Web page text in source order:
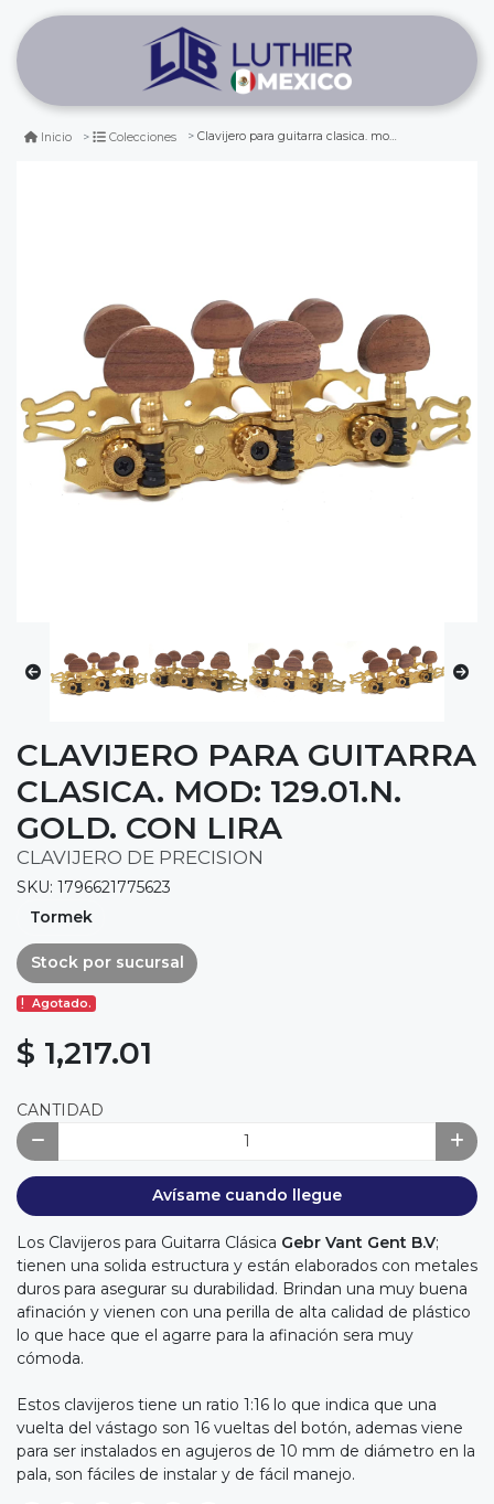
Inicio Colecciones Clavijero para guitarra clasica. mod: 129.01.n. gold. con lira
CLAVIJERO PARA GUITARRA
CLASICA. MOD: 129.01.N.
GOLD. CON LIRA
CLAVIJERO DE PRECISION
SKU: 1796621775623
Tormek
Stock por sucursal
Agotado.
$ 1,217.01
CANTIDAD
Avísame cuando llegue
Los Clavijeros para Guitarra Clásica Gebr Vant Gent B.V;
tienen una solida estructura y están elaborados con metales
duros para asegurar su durabilidad. Brindan una muy buena
afinación y vienen con una perilla de alta calidad de plástico
lo que hace que el agarre para la afinación sera muy
cómoda.
Estos clavijeros tiene un ratio 1:16 lo que indica que una
vuelta del vástago son 16 vueltas del botón, ademas viene
para ser instalados en agujeros de 10 mm de diámetro en la
pala, son fáciles de instalar y de fácil manejo.